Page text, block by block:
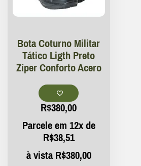
Bota Coturno Militar
Tático Ligth Preto
Zíper Conforto Acero
R$380,00
Parcele em 12x de
R$38,51
à vistaR$380,00